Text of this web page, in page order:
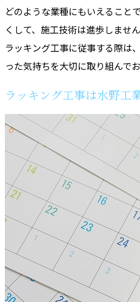
どのような業種にもいえること
くして、施工技術は進歩しません
ラッキング工事に従事する際は
った気持ちを大切に取り組んでお
ラッキング工事は水野工